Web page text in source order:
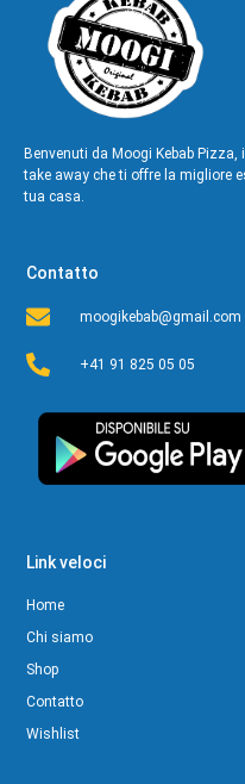
Benvenuti da Moogi Kebab
take away che ti offre la migliore
tua casa.
Contatto
moogikebab@gmail.com
+41 91 825 05 05
Link veloci
Home
Chi siamo
Shop
Contatto
Wishlist